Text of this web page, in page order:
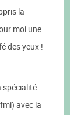
la
moi une
des yeux !
spécialité.
avec la